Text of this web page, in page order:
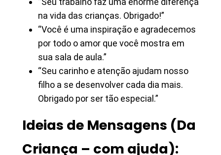
na vida das crianças. Obrigado!”
“Você é uma inspiração e agradecemos
por todo o amor que você mostra em
sua sala de aula.”
“Seu carinho e atenção ajudam nosso
filho a se desenvolver cada dia mais.
Obrigado por ser tão especial.”
Ideias de Mensagens (Da
Criança – com ajuda):